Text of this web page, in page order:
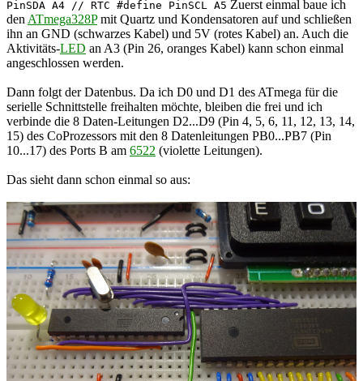
PinSDA A4 // RTC #define PinSCL A5 Zuerst einmal baue ich
den ATmega328Pmit Quartz und Kondensatoren auf und schließen
ihn an GND (schwarzes Kabel) und 5V (rotes Kabel) an. Auch die
Aktivitäts-LED an A3 (Pin 26, oranges Kabel) kann schon einmal
angeschlossen werden.
Dann folgt der Datenbus. Da ich D0 und D1 des ATmega für die
serielle Schnittstelle freihalten möchte, bleiben die frei und ich
verbinde die 8 Daten-Leitungen D2...D9 (Pin 4, 5, 6, 11, 12, 13, 14,
15) des CoProzessors mit den 8 Datenleitungen PB0...PB7 (Pin
10...17) des Ports B am 6522 (violette Leitungen).
Das sieht dann schon einmal so aus: